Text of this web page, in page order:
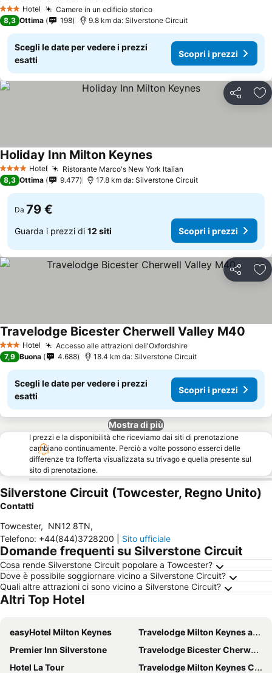
3 StelleHotel Camere in un edificio storico
8,3 Ottima 198 9.8 km da: Silverstone Circuit
Scegli le date per vedere i prezzi
esatti
Scopri i prezzi
Condividi
4 Stelle Hotel Ristorante Marco's New York Italian
Holiday Inn Milton Keynes
8,3 Ottima 9.477 17.8 km da: Silverstone Circuit
Da 79 €
Guarda i prezzi di 12 siti Scopri i prezzi
Condividi
3 StelleHotel Accesso alle attrazioni dell'Oxfordshire
Travelodge Bicester Cherwell Valley M40
7,9 Buona 4.688 18.4 km da: Silverstone Circuit
Scegli le date per vedere i prezzi
esatti
Scopri i prezzi
Mostra di più
I prezzi e la disponibilità che riceviamo dai siti di prenotazione
cambiano continuamente. Perciò a volte possono esserci delle
differenze tra l’offerta visualizzata su trivago e quella presente sul
sito di prenotazione.
Silverstone Circuit (Towcester, Regno Unito)
Contatti
Towcester, NN12 8TN,
Telefono: +44(844)3728200 Sito ufficiale
Domande frequenti su Silverstone Circuit
Cosa rende Silverstone Circuit popolare a Towcester?
Dove è possibile soggiornare vicino a Silverstone Circuit?
Quali altre attrazioni ci sono vicino a Silverstone Circuit?
Altri Top Hotel
easyHotel Milton Keynes
Travelodge Milton Keynes at The Hub
Premier Inn Silverstone
Travelodge Bicester Cherwell Valley M40
Hotel La Tour
Travelodge Milton Keynes Central